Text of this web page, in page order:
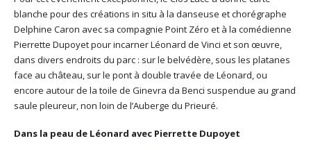
blanche pour des créations in situ à la danseuse et chorégraphe
Delphine Caron avec sa compagnie Point Zéro et à la comédienne
Pierrette Dupoyet pour incarner Léonard de Vinci et son œuvre,
dans divers endroits du parc : sur le belvédère, sous les platanes
face au château, sur le pont à double travée de Léonard, ou
encore autour de la toile de Ginevra da Benci suspendue au grand
saule pleureur, non loin de l’Auberge du Prieuré.
Dans la peau de Léonard avec Pierrette Dupoyet